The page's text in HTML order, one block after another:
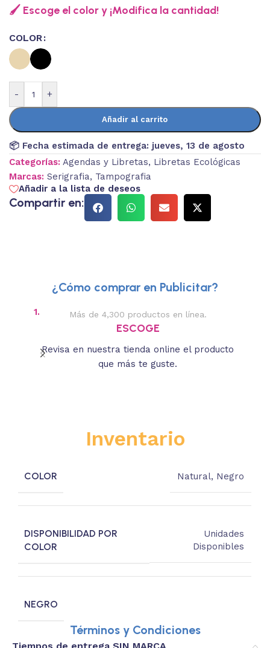
🖌️ Escoge el color y ¡Modifica la cantidad!
COLOR
- +
Añadir al carrito
📦 Fecha estimada de entrega: jueves, 13 de agosto
Categorías: Agendas y Libretas, Libretas Ecológicas
Marcas: Serigrafia, Tampografia
Añadir a la lista de deseos
Compartir en:
¿Cómo comprar en Publicitar?
1. Más de 4,300 productos en línea.
ESCOGE
Revisa en nuestra tienda online el producto
que más te guste.
Inventario
COLOR Natural, Negro
DISPONIBILIDAD POR
COLOR
Unidades
Disponibles
NEGRO
Términos y Condiciones
Tiempos de entrega SIN MARCA